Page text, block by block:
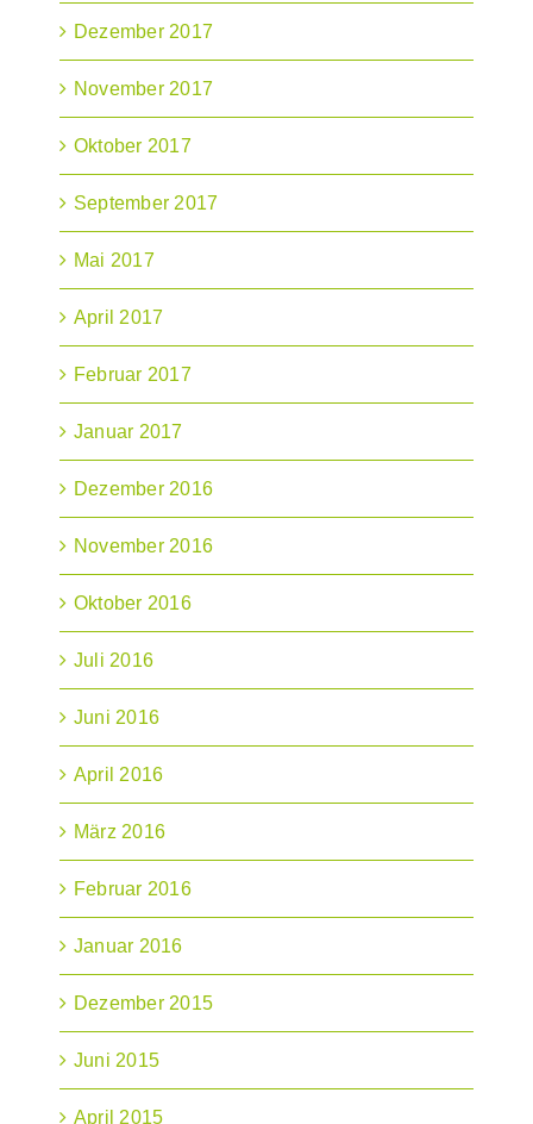
Dezember 2017
November 2017
Oktober 2017
September 2017
Mai 2017
April 2017
Februar 2017
Januar 2017
Dezember 2016
November 2016
Oktober 2016
Juli 2016
Juni 2016
April 2016
März 2016
Februar 2016
Januar 2016
Dezember 2015
Juni 2015
April 2015